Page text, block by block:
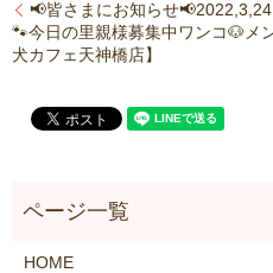
📢皆さまにお知らせ
🐾今日の里親様募集中ワンコ🐶メ
犬カフェ天神橋店】
HOME